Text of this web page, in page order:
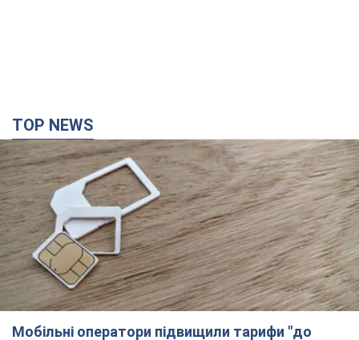
TOP NEWS
Мобільні оператори підвищили тарифи "до